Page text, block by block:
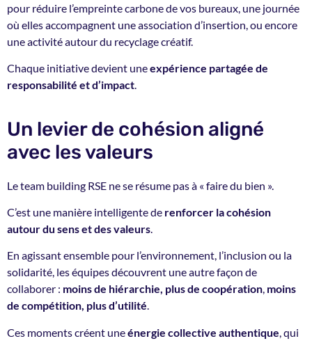
pour réduire l’empreinte carbone de vos bureaux, une journée
où elles accompagnent une association d’insertion, ou encore
une activité autour du recyclage créatif.
Chaque initiative devient uneexpérience partagée de
responsabilité et d’impact.
Un levier de cohésion aligné
avec les valeurs
Le team building RSE ne se résume pas à « faire du bien ».
C’est une manière intelligente de renforcer la cohésion
autour du sens et des valeurs.
En agissant ensemble pour l’environnement, l’inclusion ou la
solidarité, les équipes découvrent une autre façon de
collaborer : moins de hiérarchie, plus de coopération, moins
de compétition, plus d’utilité.
Ces moments créent uneénergie collective authentique , qui